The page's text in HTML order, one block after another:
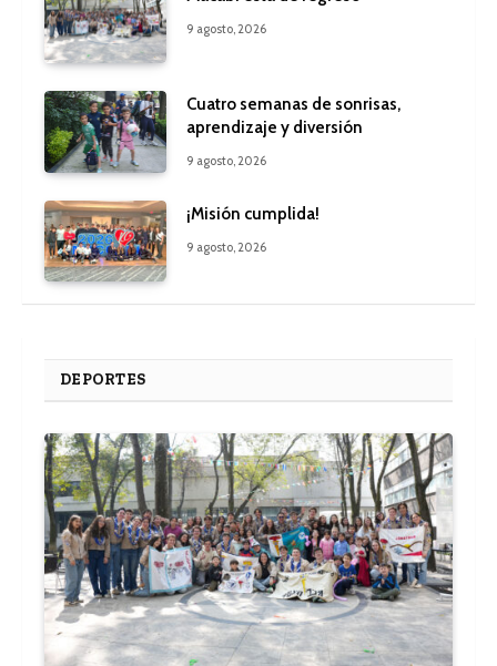
9 agosto, 2026
Cuatro semanas de sonrisas,
aprendizaje y diversión
9 agosto, 2026
¡Misión cumplida!
9 agosto, 2026
DEPORTES